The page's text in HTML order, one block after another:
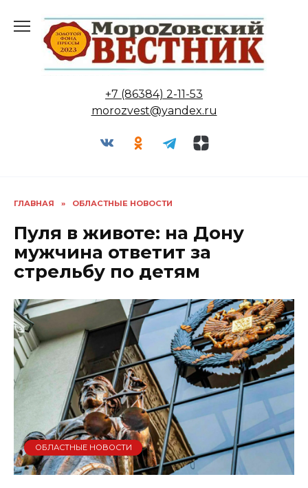
содержанию
+7 (86384) 2-11-53
morozvest@yandex.ru
ГЛАВНАЯ » ОБЛАСТНЫЕ НОВОСТИ
Пуля в животе: на Дону
мужчина ответит за
стрельбу по детям
ОБЛАСТНЫЕ НОВОСТИ